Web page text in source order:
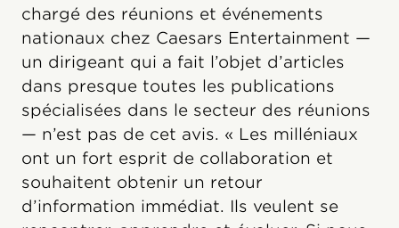
chargé des réunions et événements
nationaux chez Caesars Entertainment —
un dirigeant qui a fait l’objet d’articles
dans presque toutes les publications
spécialisées dans le secteur des réunions
— n’est pas de cet avis. « Les milléniaux
ont un fort esprit de collaboration et
souhaitent obtenir un retour
d’information immédiat. Ils veulent se